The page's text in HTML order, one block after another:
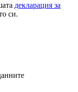
декларация за
си.